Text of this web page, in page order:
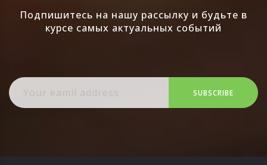
Подпишитесь на нашу рассылку и будьте в
курсе самых актуальных событий
SUBSCRIBE